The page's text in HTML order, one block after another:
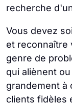
recherche
Vous devez
et reconnaître
genre de
qui aliènent
grandement à
clients fidèles